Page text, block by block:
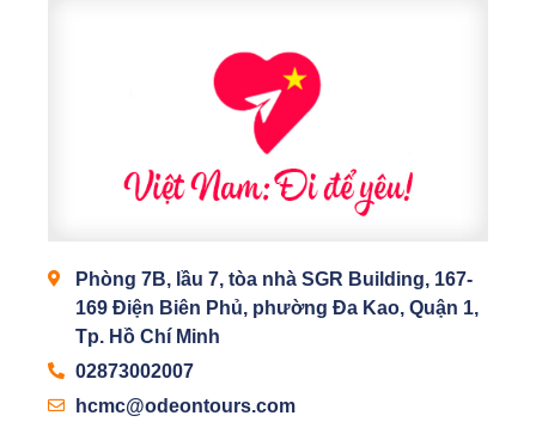
Phòng 7B, lầu 7, tòa nhà SGR Building, 167-
169 Điện Biên Phủ, phường Đa Kao, Quận 1,
Tp. Hồ Chí Minh
02873002007
hcmc@odeontours.com